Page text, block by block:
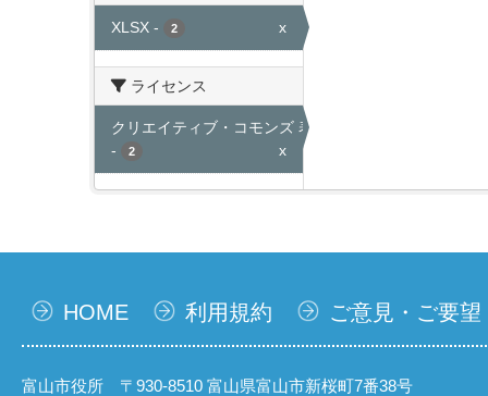
XLSX - 2 x
ライセンス
クリエイティブ・コモンズ 表示
-
2 x
HOME 利用規約 ご意見・ご要望
富山市役所 〒930-8510 富山県富山市新桜町7番38号